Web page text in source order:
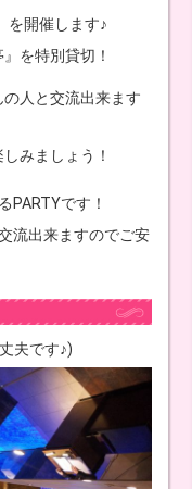
開催します♪
を特別貸切！
人と交流出来ます
みましょう！
PARTYです！
流出来ますのでご安
夫です♪)